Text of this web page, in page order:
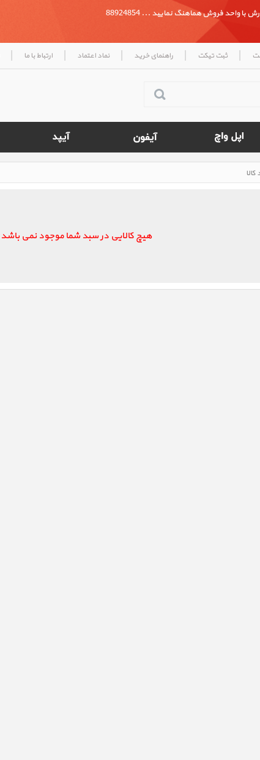
واحد فروش هماهنگ نمایید ... 88924854
| ثبت تیکت | راهنمای خرید | نماد اعتماد | ارتباط با ما |
هیچ کالایی در سبد شما موجود نمی باشد